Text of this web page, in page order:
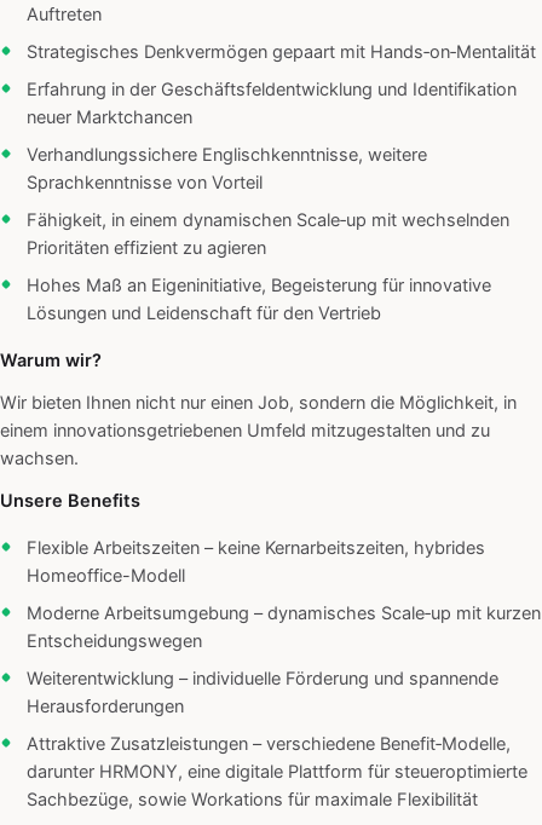
Auftreten
Strategisches Denkvermögen gepaart mit Hands‑on‑Mentalität
Erfahrung in der Geschäftsfeldentwicklung und Identifikation
neuer Marktchancen
Verhandlungssichere Englischkenntnisse, weitere
Sprachkenntnisse von Vorteil
Fähigkeit, in einem dynamischen Scale‑up mit wechselnden
Prioritäten effizient zu agieren
Hohes Maß an Eigeninitiative, Begeisterung für innovative
Lösungen und Leidenschaft für den Vertrieb
Warum wir?
Wir bieten Ihnen nicht nur einen Job, sondern die Möglichkeit, in
einem innovationsgetriebenen Umfeld mitzugestalten und zu
wachsen.
Unsere Benefits
Flexible Arbeitszeiten – keine Kernarbeitszeiten, hybrides
Homeoffice-Modell
Moderne Arbeitsumgebung – dynamisches Scale‑up mit kurzen
Entscheidungswegen
Weiterentwicklung – individuelle Förderung und spannende
Herausforderungen
Attraktive Zusatzleistungen – verschiedene Benefit‑Modelle,
darunter HRMONY, eine digitale Plattform für steueroptimierte
Sachbezüge, sowie Workations für maximale Flexibilität